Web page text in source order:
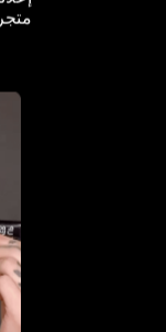
متجر TikTok Shop.